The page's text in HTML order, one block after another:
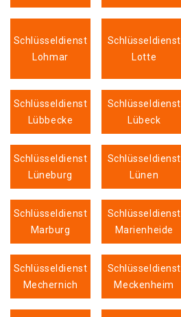
Schlüsseldienst
Lohmar
Schlüsseldienst
Lotte
Schlüsseldienst
Lübbecke
Schlüsseldienst
Lübeck
Schlüsseldienst
Lüneburg
Schlüsseldienst
Lünen
Schlüsseldienst
Marburg
Schlüsseldienst
Marienheide
Schlüsseldienst
Mechernich
Schlüsseldienst
Meckenheim